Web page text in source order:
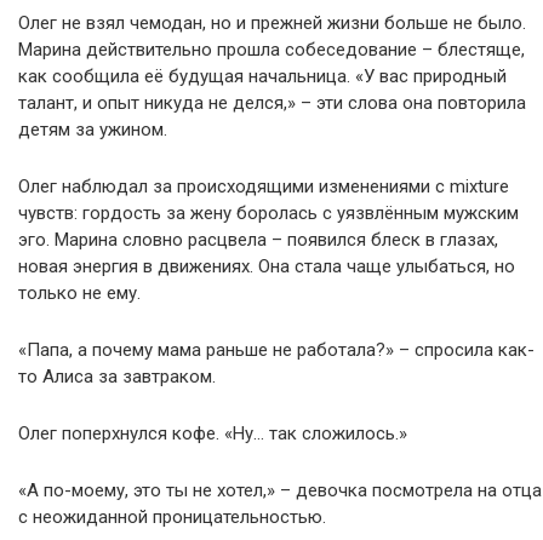
Олег не взял чемодан, но и прежней жизни больше не было.
Марина действительно прошла собеседование – блестяще,
как сообщила её будущая начальница. «У вас природный
талант, и опыт никуда не делся,» – эти слова она повторила
детям за ужином.
Олег наблюдал за происходящими изменениями с mixture
чувств: гордость за жену боролась с уязвлённым мужским
эго. Марина словно расцвела – появился блеск в глазах,
новая энергия в движениях. Она стала чаще улыбаться, но
только не ему.
«Папа, а почему мама раньше не работала?» – спросила как-
то Алиса за завтраком.
Олег поперхнулся кофе. «Ну… так сложилось.»
«А по-моему, это ты не хотел,» – девочка посмотрела на отца
с неожиданной проницательностью.